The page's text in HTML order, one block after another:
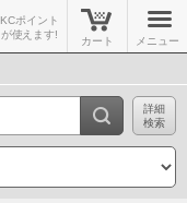
KCポイント
が使えます!
カート メニュー
詳細
検索